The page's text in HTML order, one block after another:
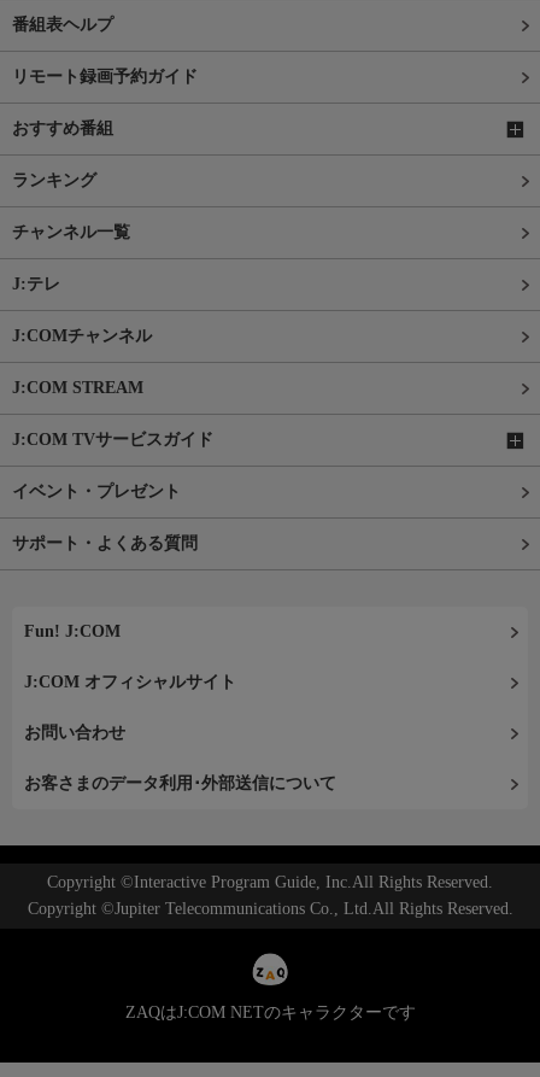
番組表ヘルプ
リモート録画予約ガイド
おすすめ番組
ランキング
チャンネル一覧
J:テレ
J:COMチャンネル
J:COM STREAM
J:COM TVサービスガイド
イベント・プレゼント
サポート・よくある質問
Fun! J:COM
J:COM オフィシャルサイト
お問い合わせ
お客さまのデータ利用･外部送信について
Copyright ©Interactive Program Guide, Inc.All Rights Reserved.
Copyright ©Jupiter Telecommunications Co., Ltd.All Rights Reserved.
ZAQはJ:COM NETのキャラクターです